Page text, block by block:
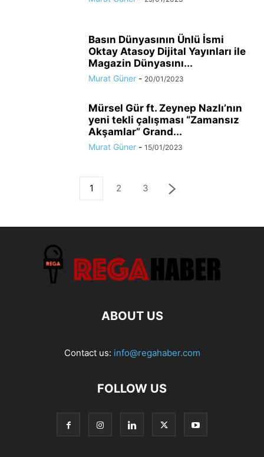
Basın Dünyasının Ünlü İsmi
Oktay Atasoy Dijital Yayınları ile
Magazin Dünyasını...
Murat Güner - 20/01/2023
Mürsel Gür ft. Zeynep Nazlı’nın
yeni tekli çalışması “Zamansız
Akşamlar” Grand...
Murat Güner - 15/01/2023
1 2 3
ABOUT US
Contact us: info@regahaber.com
FOLLOW US